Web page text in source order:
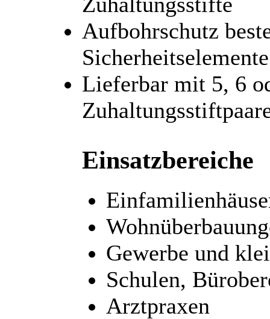
Aufbohrschutz
Lieferbar mit 5, 6
Einsatzbereiche
Gewerbe und
Schulen,
Arztpraxen